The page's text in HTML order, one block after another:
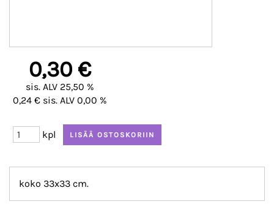
0,30 €
sis. ALV 25,50 %
0,24 € sis. ALV 0,00 %
kpl
koko 33x33 cm.